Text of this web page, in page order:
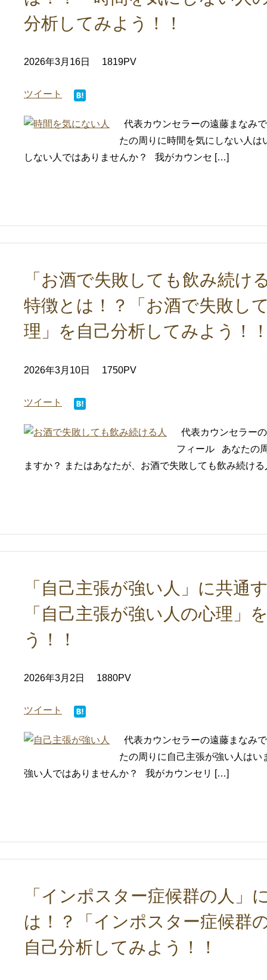
分析してみよう！！
2026年3月16日 1819PV
ツイート
代表カウンセラーの遠藤まなみ
たの周りに時間を気にしない人
しない人ではありませんか？ 我がカウンセ […]
「お酒で失敗しても飲み続け
特徴とは！？「お酒で失敗し
理」を自己分析してみよう！
2026年3月10日 1750PV
ツイート
代表カウンセラー
フィール あなたの
ますか？ またはあなたが、お酒で失敗しても飲み続け
「自己主張が強い人」に共通
「自己主張が強い人の心理」
う！！
2026年3月2日 1880PV
ツイート
代表カウンセラーの遠藤まなみ
たの周りに自己主張が強い人は
強い人ではありませんか？ 我がカウンセリ […]
「インポスター症候群の人」
は！？「インポスター症候群
自己分析してみよう！！